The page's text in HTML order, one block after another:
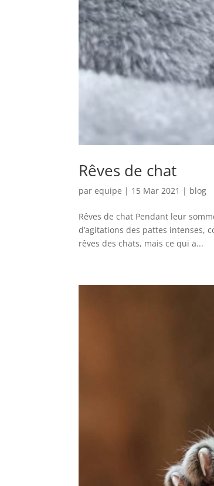
Rêves de chat
parequipe | 15 Mar 2021 | blog
Rêves de chat Pendant leur
d’agitations des pattes intenses,
rêves des chats, mais ce qui a...